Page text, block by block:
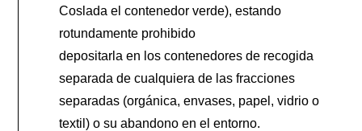
Coslada el contenedor verde), estando
rotundamente prohibido
depositarla en los contenedores de recogida
separada de cualquiera de las fracciones
separadas (orgánica, envases, papel, vidrio o
textil) o su abandono en el entorno.